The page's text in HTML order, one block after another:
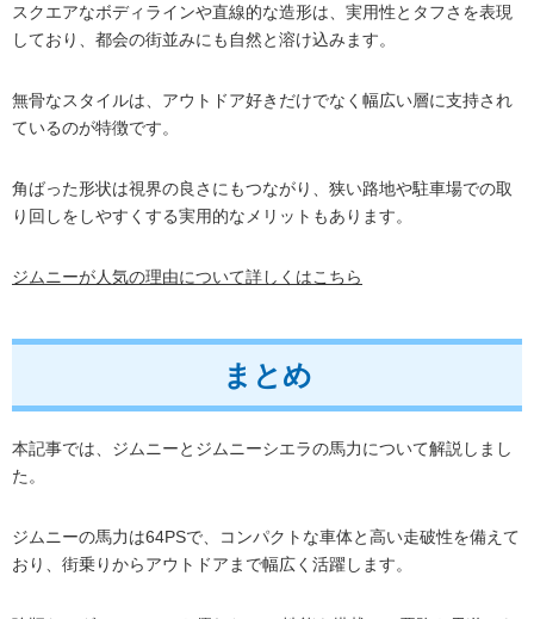
スクエアなボディラインや直線的な造形は、実用性とタフさを表現
しており、都会の街並みにも自然と溶け込みます。
無骨なスタイルは、アウトドア好きだけでなく幅広い層に支持され
ているのが特徴です。
角ばった形状は視界の良さにもつながり、狭い路地や駐車場での取
り回しをしやすくする実用的なメリットもあります。
ジムニーが人気の理由について詳しくはこちら
まとめ
本記事では、ジムニーとジムニーシエラの馬力について解説しまし
た。
ジムニーの馬力は64PSで、コンパクトな車体と高い走破性を備えて
おり、街乗りからアウトドアまで幅広く活躍します。